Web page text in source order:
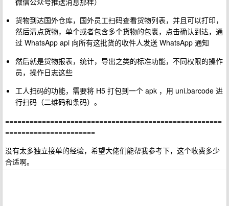
货物到达国外仓库，国外员工扫码查看货物列表，并且可以打印，
然后清点货物，单个或者包含多个货物的包裹，点击确认到达，通
过 WhatsApp api 向所有这批货的收件人发送 WhatsApp 通知
然后就是货物报表，统计，导出之类的标准功能，不同权限的操作
员，操作日志这些
工人扫码的功能，需要将 H5 打包到一个 apk ，用 uni.barcode 进
行扫码（二维码和条码）。
=====================================================
======================
没有太多独立接单的经验，希望大佬们能帮我参考下，这个收费多少
合适啊。